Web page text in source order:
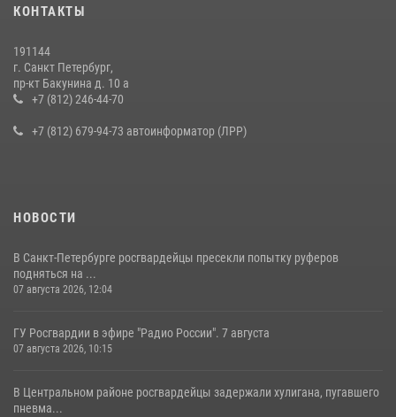
КОНТАКТЫ
191144
г. Санкт Петербург,
пр-кт Бакунина д. 10 а
+7 (812) 246-44-70
+7 (812) 679-94-73 автоинформатор (ЛРР)
НОВОСТИ
В Санкт-Петербурге росгвардейцы пресекли попытку руферов
подняться на ...
07 августа 2026, 12:04
ГУ Росгвардии в эфире "Радио России". 7 августа
07 августа 2026, 10:15
В Центральном районе росгвардейцы задержали хулигана, пугавшего
пневма...